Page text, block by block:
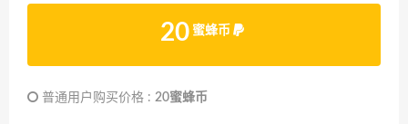
20 蜜蜂币
普通用户购买价格 : 20蜜蜂币